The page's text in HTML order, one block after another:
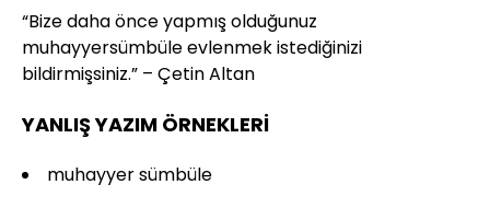
“Bize daha önce yapmış olduğunuz
muhayyersümbüle evlenmek istediğinizi
bildirmişsiniz.” – Çetin Altan
YANLIŞ YAZIM ÖRNEKLERİ
muhayyer sümbüle